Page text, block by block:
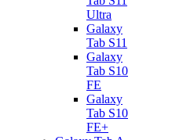
Ultra
Galaxy
Tab S11
Galaxy
Tab S10
FE
Galaxy
Tab S10
FE+